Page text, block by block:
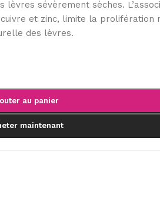
sévèrement sèches.
et zinc, limite la prolifération
des lèvres.
au panier
maintenant